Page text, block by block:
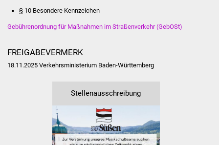
Abfall und Entsorgung
Kultur & Freizeit
Veranstaltungen
Stadtfest
§ 10 Besondere Kennzeichen
Gebührenordnung für Maßnahmen im Straßenverkehr (GebOSt)
FREIGABEVERMERK
18.11.2025 Verkehrsministerium Baden-Württemberg
Stellenausschreibung